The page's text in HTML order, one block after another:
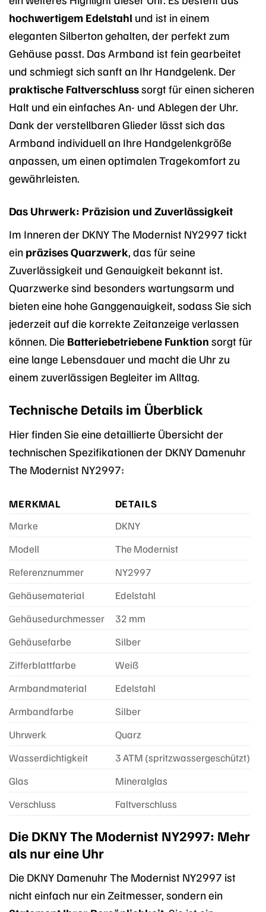
hochwertigem Edelstahl und ist in einem
eleganten Silberton gehalten, der perfekt zum
Gehäuse passt. Das Armband ist fein gearbeitet
und schmiegt sich sanft an Ihr Handgelenk. Der
praktische Faltverschlusssorgt für einen sicheren
Halt und ein einfaches An- und Ablegen der Uhr.
Dank der verstellbaren Glieder lässt sich das
Armband individuell an Ihre Handgelenkgröße
anpassen, um einen optimalen Tragekomfort zu
gewährleisten.
Das Uhrwerk: Präzision und Zuverlässigkeit
Im Inneren der DKNY The Modernist NY2997 tickt
ein präzises Quarzwerk, das für seine
Zuverlässigkeit und Genauigkeit bekannt ist.
Quarzwerke sind besonders wartungsarm und
bieten eine hohe Ganggenauigkeit, sodass Sie sich
jederzeit auf die korrekte Zeitanzeige verlassen
können. Die Batteriebetriebene Funktion sorgt für
eine lange Lebensdauer und macht die Uhr zu
einem zuverlässigen Begleiter im Alltag.
Technische Details im Überblick
Hier finden Sie eine detaillierte Übersicht der
technischen Spezifikationen der DKNY Damenuhr
The Modernist NY2997:
MERKMAL
DETAILS
Marke
DKNY
Modell
The Modernist
Referenznummer
NY2997
Gehäusematerial
Edelstahl
Gehäusedurchmesser
32 mm
Gehäusefarbe
Silber
Zifferblattfarbe
Weiß
Armbandmaterial
Edelstahl
Armbandfarbe
Silber
Uhrwerk
Quarz
Wasserdichtigkeit
3 ATM (spritzwassergeschützt)
Glas
Mineralglas
Verschluss
Faltverschluss
Die DKNY The Modernist NY2997: Mehr
als nur eine Uhr
Die DKNY Damenuhr The Modernist NY2997 ist
nicht einfach nur ein Zeitmesser, sondern ein